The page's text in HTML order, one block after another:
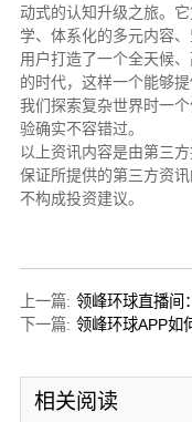
动式的认知升级之旅。
学、体系化的多元内容
用户打造了一个全天候
的时代，这样一个能够
我们探索复杂世界时一
验确实不容错过。
以上资讯内容是由第三
保证所提供的第三方资
不构成投资建议。
上一篇:
下一篇:
相关阅读